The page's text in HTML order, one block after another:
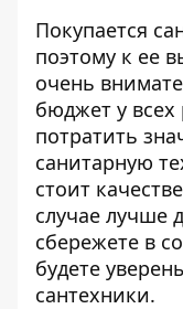
Покупается
поэтому к ее
очень
бюджет у всех
потратить
санитарную
стоит
случае лучше
сбережете в
будете
сантехники.